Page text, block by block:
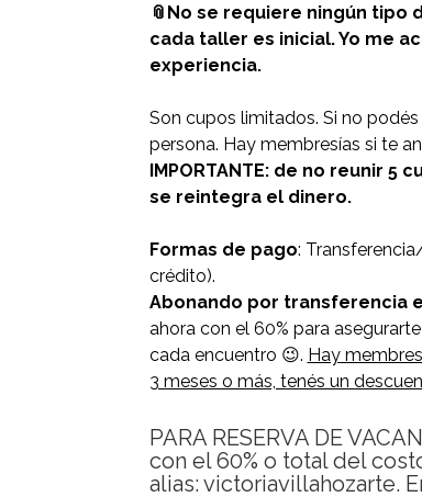
📎No se requiere ningún
cada taller es inicial. Yo me
experiencia.
Son cupos limitados. Si no
persona. Hay membresías si te
IMPORTANTE: de no reunir 5
se reintegra el dinero.
Formas de pago:
crédito).
Abonando por transferencia
ahora con el 60% para
cada encuentro 😉. Hay
3 meses o más, tenés un
PARA RESERVA DE
con el 60% o total del
alias: victoriavillahozarte.